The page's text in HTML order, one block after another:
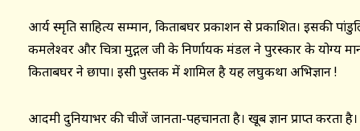
आर्य स्मृति साहित्य सम्मान, किताबघर प्रकाशन से प्रकाशित। इसकी
कमलेश्वर और चित्रा मुद्गल जी के निर्णायक मंडल ने पुरस्कार के योग्य
किताबघर ने छापा। इसी पुस्तक में शामिल है यह लघुकथा अभिज्ञान !
आदमी दुनियाभर की चीजें जानता-पहचानता है। खूब ज्ञान प्राप्त करता है।